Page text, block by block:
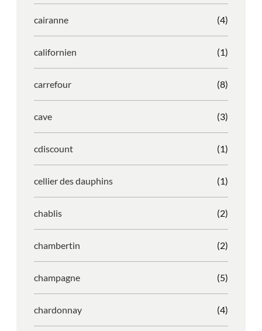
cairanne (4)
californien (1)
carrefour (8)
cave (3)
cdiscount (1)
cellier des dauphins (1)
chablis (2)
chambertin (2)
champagne (5)
chardonnay (4)